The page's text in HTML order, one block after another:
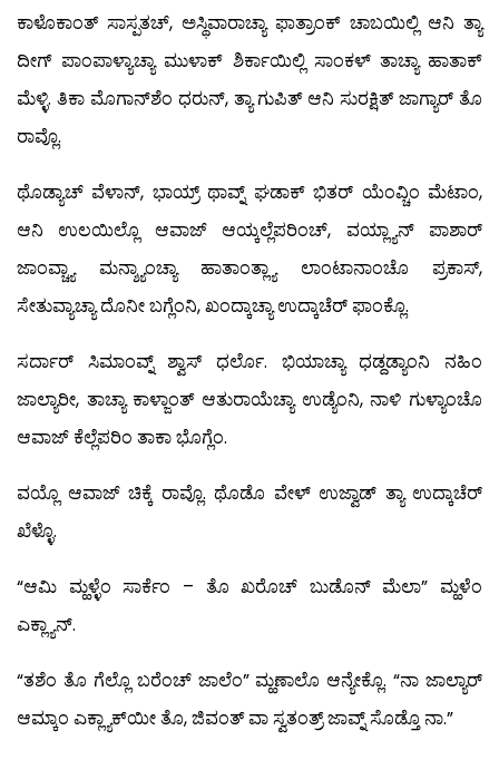
ಕಾಳೊಕಾಂತ್ ಸಾಸ್ಪತಚ್, ಅಸ್ಥಿವಾರಾಚ್ಯಾ ಫಾತ್ರಾಂಕ್ ಚಾಬಯಿಲ್ಲಿ ಆನಿ ತ್ಯಾ
ದೀಗ್ ಪಾಂಪಾಳ್ಯಾಚ್ಯಾ ಮುಳಾಕ್ ಶಿರ್ಕಾಯಿಲ್ಲಿ ಸಾಂಕಳ್ ತಾಚ್ಯಾ ಹಾತಾಕ್
ಮೆಳ್ಳಿ. ತಿಕಾ ಮೊಗಾನ್‍ಶೆಂ ಧರುನ್, ತ್ಯಾ ಗುಪಿತ್ ಆನಿ ಸುರಕ್ಷಿತ್ ಜಾಗ್ಯಾರ್ ತೊ
ರಾವ್ಲೊ.
ಥೊಡ್ಯಾಚ್ ವೆಳಾನ್, ಭಾಯ್ರ್ ಥಾವ್ನ್ ಘಡಾಕ್ ಭಿತರ್ ಯೆಂವ್ಚಿಂ ಮೆಟಾಂ,
ಆನಿ ಉಲಯಿಲ್ಲೊ ಆವಾಜ್ ಆಯ್ಕಲ್ಲೆಪರಿಂಚ್, ವಯ್ಲ್ಯಾನ್ ಪಾಶಾರ್
ಜಾಂವ್ಚ್ಯಾ ಮನ್ಶ್ಯಾಂಚ್ಯಾ ಹಾತಾಂತ್ಲ್ಯಾ ಲಾಂಟಾನಾಂಚೊ ಪ್ರಕಾಸ್,
ಸೇತುವ್ಯಾಚ್ಯಾ ದೊನೀ ಬಗ್ಲೆಂನಿ, ಖಂದ್ಕಾಚ್ಯಾ ಉದ್ಕಾಚೆರ್ ಫಾಂಕ್ಲೊ.
ಸರ್ದಾರ್ ಸಿಮಾಂವ್ನ್ ಶ್ವಾಸ್ ಧರ್ಲೊ. ಭಿಯಾಚ್ಯಾ ಧಡ್ದಡ್ಯಾಂನಿ ನಹಿಂ
ಜಾಲ್ಯಾರೀ, ತಾಚ್ಯಾ ಕಾಳ್ಜಾಂತ್ ಆತುರಾಯೆಚ್ಯಾ ಉಡ್ಯೆಂನಿ, ನಾಳಿ ಗುಳ್ಯಾಂಚೊ
ಆವಾಜ್ ಕೆಲ್ಲೆಪರಿಂ ತಾಕಾ ಭೊಗ್ಲೆಂ.
ವಯ್ಲೊ ಆವಾಜ್ ಚಿಕ್ಕೆ ರಾವ್ಲೊ. ಥೊಡೊ ವೇಳ್ ಉಜ್ವಾಡ್ ತ್ಯಾ ಉದ್ಕಾಚೆರ್
ಖೆಳ್ಳೊ.
“ಆಮಿ ಮ್ಹಳ್ಳೆಂ ಸಾರ್ಕೆಂ – ತೊ ಖರೊಚ್ ಬುಡೊನ್ ಮೆಲಾ” ಮ್ಹಳೆಂ
ಎಕ್ಲ್ಯಾನ್.
“ತಶೆಂ ತೊ ಗೆಲ್ಲೊ ಬರೆಂಚ್ ಜಾಲೆಂ” ಮ್ಹಣಾಲೊ ಆನ್ಯೇಕ್ಲೊ. “ನಾ ಜಾಲ್ಯಾರ್
ಆಮ್ಕಾಂ ಎಕ್ಲ್ಯಾಕ್‍ಯೀ ತೊ, ಜಿವಂತ್ ವಾ ಸ್ವತಂತ್ರ್ ಜಾವ್ನ್ ಸೊಡ್ತೊ ನಾ.”